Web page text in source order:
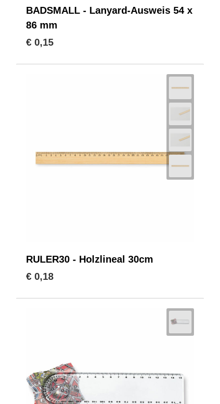
BADSMALL - Lanyard-Ausweis 54 x
86 mm
€ 0,15
RULER30 - Holzlineal 30cm
€ 0,18